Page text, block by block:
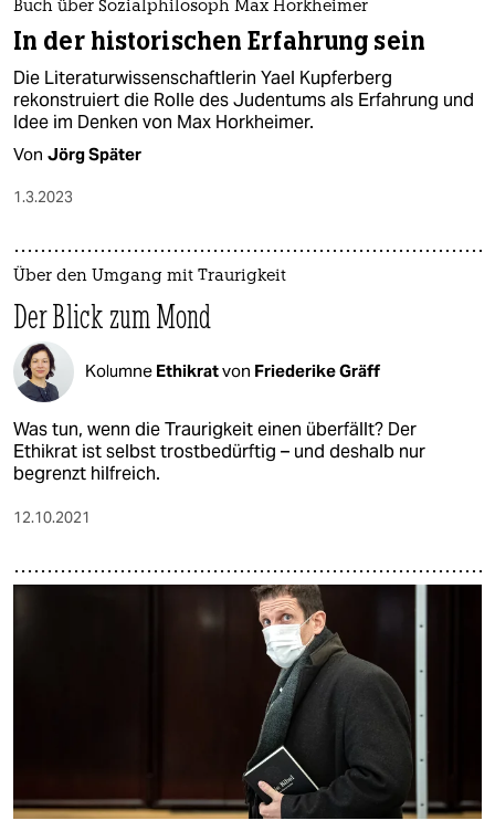
Buch über Sozialphilosoph Max Horkheimer
In der historischen Erfahrung sein
Die Literaturwissenschaftlerin Yael Kupferberg
rekonstruiert die Rolle des Judentums als Erfahrung und
Idee im Denken von Max Horkheimer.
Von Jörg Später
1.3.2023
Über den Umgang mit Traurigkeit
Der Blick zum Mond
Kolumne Ethikratvon Friederike Gräff
Was tun, wenn die Traurigkeit einen überfällt? Der
Ethikrat ist selbst trostbedürftig – und deshalb nur
begrenzt hilfreich.
12.10.2021